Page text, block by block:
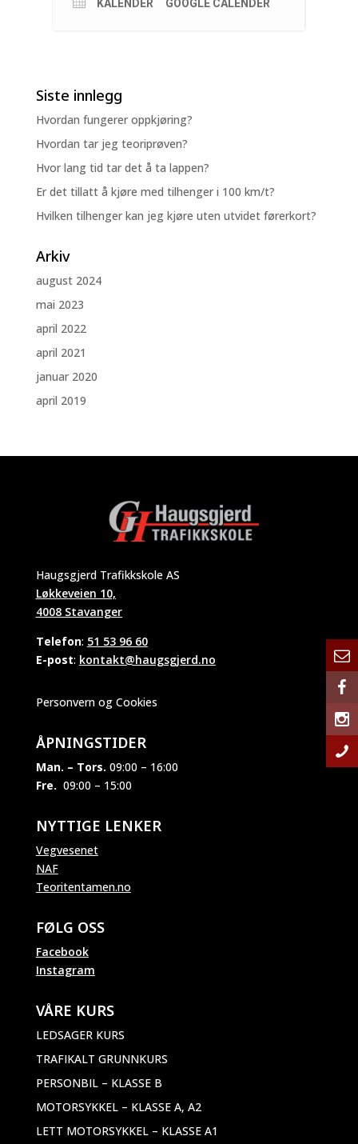
KALENDER GOOGLE CALENDER
Siste innlegg
Hvordan fungerer oppkjøring?
Hvordan tar jeg teoriprøven?
Hvor lang tid tar det å ta lappen?
Er det tillatt å kjøre med tilhenger i 100 km/t?
Hvilken tilhenger kan jeg kjøre uten utvidet førerkort?
Arkiv
august 2024
mai 2023
april 2022
april 2021
januar 2020
april 2019
Haugsgjerd Trafikkskole AS
Løkkeveien 10,
4008 Stavanger
Telefon: 51 53 96 60
E-post: kontakt@haugsgjerd.no
Personvern og Cookies
ÅPNINGSTIDER
Man. – Tors. 09:00 – 16:00
Fre. 09:00 – 15:00
NYTTIGE LENKER
Vegvesenet
NAF
Teoritentamen.no
FØLG OSS
Facebook
Instagram
VÅRE KURS
LEDSAGER KURS
TRAFIKALT GRUNNKURS
PERSONBIL – KLASSE B
MOTORSYKKEL – KLASSE A, A2
LETT MOTORSYKKEL – KLASSE A1